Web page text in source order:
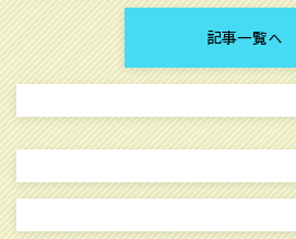
記事一覧へ